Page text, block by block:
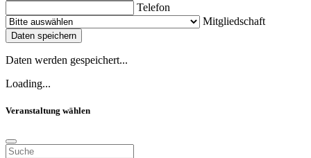
Telefon
Mitgliedschaft
Daten speichern
Daten werden gespeichert...
Loading...
Veranstaltung wählen